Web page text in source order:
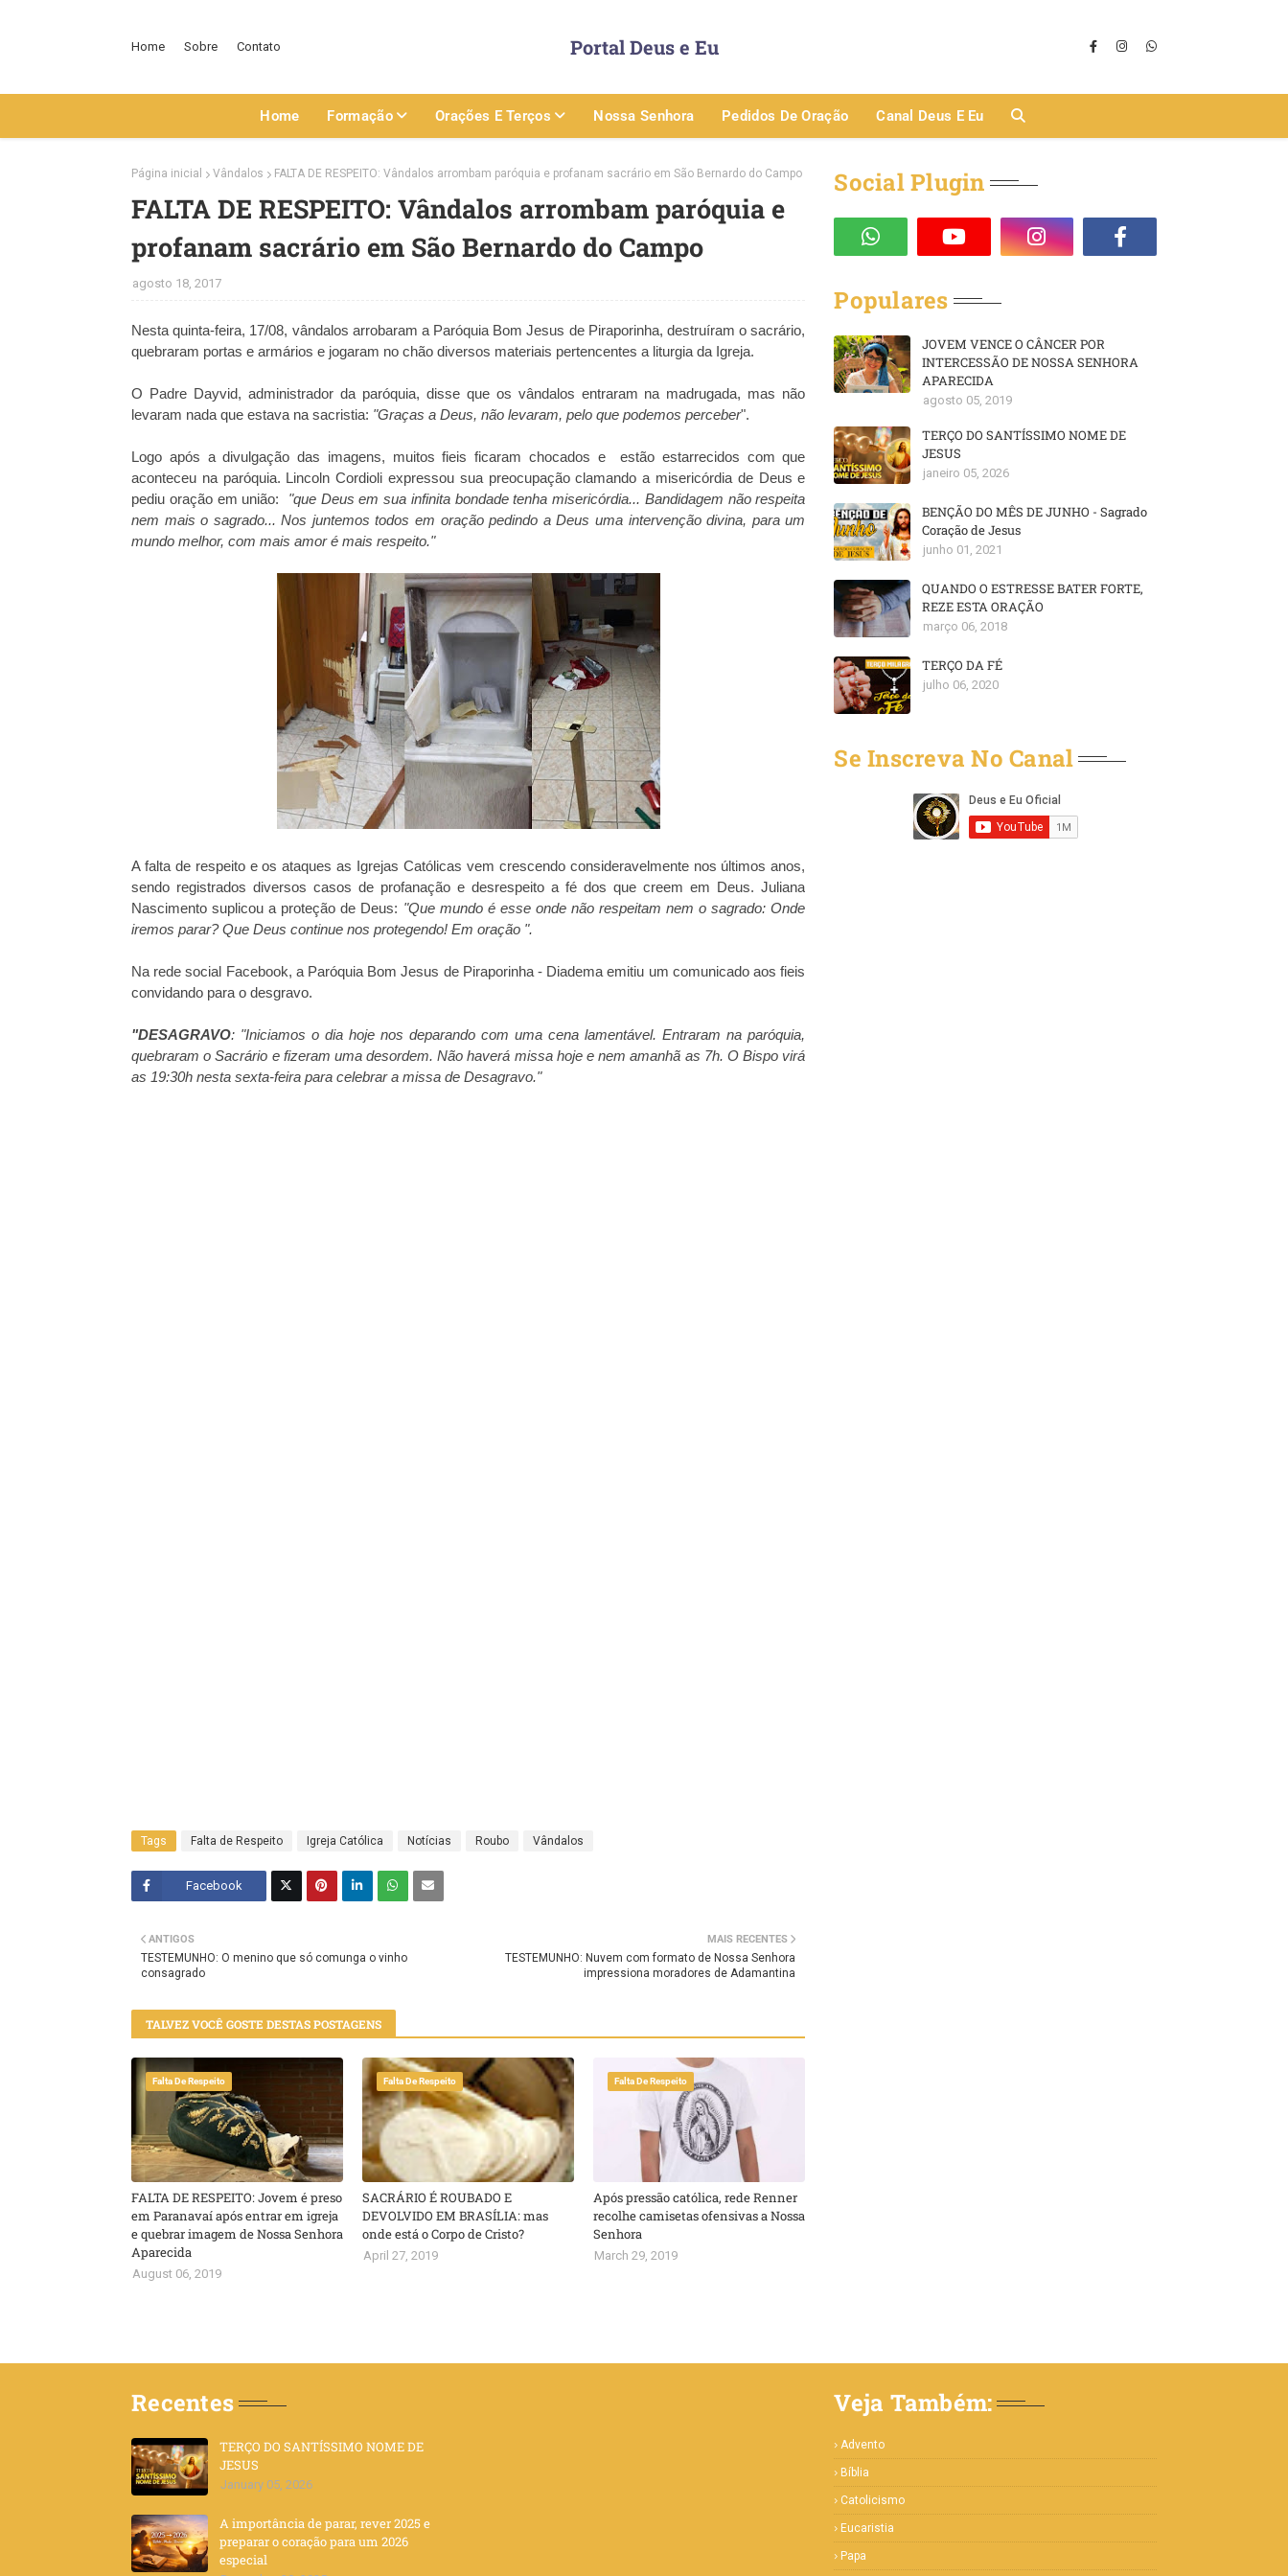
Home Sobre Contato Portal Deus e Eu
Home Formação Orações E Terços Nossa Senhora Pedidos De Oração Canal Deus E Eu
Página inicial Vândalos FALTA DE RESPEITO: Vândalos arrombam paróquia e profanam sacrário em São Bernardo do Campo
FALTA DE RESPEITO: Vândalos arrombam paróquia e
profanam sacrário em São Bernardo do Campo
agosto 18, 2017
Nesta quinta-feira, 17/08, vândalos arrobaram a Paróquia Bom Jesus de Piraporinha, destruíram o sacrário,
quebraram portas e armários e jogaram no chão diversos materiais pertencentes a liturgia da Igreja.
O Padre Dayvid, administrador da paróquia, disse que os vândalos entraram na madrugada, mas não
levaram nada que estava na sacristia: "Graças a Deus, não levaram, pelo que podemos perceber".
Logo após a divulgação das imagens, muitos fieis ficaram chocados e estão estarrecidos com que
aconteceu na paróquia. Lincoln Cordioli expressou sua preocupação clamando a misericórdia de Deus e
pediu oração em união: "que Deus em sua infinita bondade tenha misericórdia... Bandidagem não respeita
nem mais o sagrado... Nos juntemos todos em oração pedindo a Deus uma intervenção divina, para um
mundo melhor, com mais amor é mais respeito."
A falta de respeito e os ataques as Igrejas Católicas vem crescendo consideravelmente nos últimos anos,
sendo registrados diversos casos de profanação e desrespeito a fé dos que creem em Deus. Juliana
Nascimento suplicou a proteção de Deus: "Que mundo é esse onde não respeitam nem o sagrado: Onde
iremos parar? Que Deus continue nos protegendo! Em oração ".
Na rede social Facebook, a Paróquia Bom Jesus de Piraporinha - Diadema emitiu um comunicado aos fieis
convidando para o desgravo.
"DESAGRAVO: "Iniciamos o dia hoje nos deparando com uma cena lamentável. Entraram na paróquia,
quebraram o Sacrário e fizeram uma desordem. Não haverá missa hoje e nem amanhã as 7h. O Bispo virá
as 19:30h nesta sexta-feira para celebrar a missa de Desagravo."
Tags Falta de Respeito Igreja Católica Notícias Roubo Vândalos
Facebook
MAIS RECENTES
TESTEMUNHO: Nuvem com formato de Nossa Senhora
impressiona moradores de Adamantina
ANTIGOS
TESTEMUNHO: O menino que só comunga o vinho
consagrado
TALVEZ VOCÊ GOSTE DESTAS POSTAGENS
Falta De Respeito
FALTA DE RESPEITO: Jovem é preso
em Paranavaí após entrar em igreja
e quebrar imagem de Nossa Senhora
Aparecida
August 06, 2019
Falta De Respeito
SACRÁRIO É ROUBADO E
DEVOLVIDO EM BRASÍLIA: mas
onde está o Corpo de Cristo?
April 27, 2019
Falta De Respeito
Após pressão católica, rede Renner
recolhe camisetas ofensivas a Nossa
Senhora
March 29, 2019
Social Plugin
Populares
JOVEM VENCE O CÂNCER POR
INTERCESSÃO DE NOSSA SENHORA
APARECIDA
agosto 05, 2019
TERÇO DO SANTÍSSIMO NOME DE
JESUS
janeiro 05, 2026
BENÇÃO DO MÊS DE JUNHO - Sagrado
Coração de Jesus
junho 01, 2021
QUANDO O ESTRESSE BATER FORTE,
REZE ESTA ORAÇÃO
março 06, 2018
TERÇO DA FÉ
julho 06, 2020
Se Inscreva No Canal
Recentes
TERÇO DO SANTÍSSIMO NOME DE
JESUS
January 05, 2026
A importância de parar, rever 2025 e
preparar o coração para um 2026
especial
Veja Também:
Advento
Bíblia
Catolicismo
Eucaristia
Papa